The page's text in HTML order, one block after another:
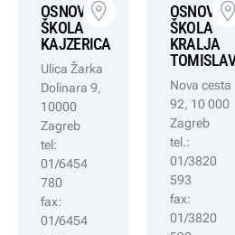
OSNOVNA
ŠKOLA
KAJZERICA
Ulica Žarka
Dolinara 9,
10000
Zagreb
tel:
01/6454
780
fax:
01/6454
OSNOVNA
ŠKOLA
KRALJA
Nova cesta
92, 10 000
Zagreb
tel.:
01/3820
593
fax:
01/3820